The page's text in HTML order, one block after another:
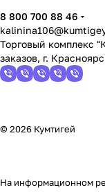
8 800 700 88 46
Торговый комплекс
заказов, г.
© 2026 Кумтигей
На информационном